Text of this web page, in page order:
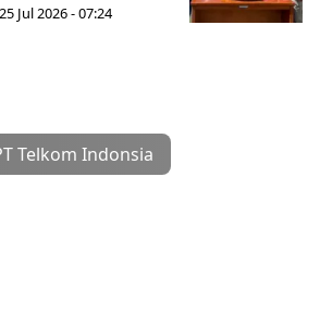
Jul 2026 - 07:24
Telkom Indonsia